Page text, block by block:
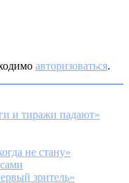
авторизоваться.
и тиражи падают»
не стану»
зритель»